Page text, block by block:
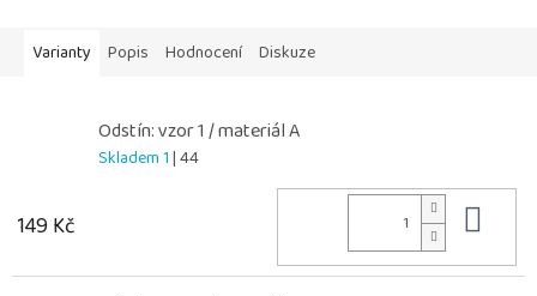
Varianty Popis Hodnocení Diskuze
Odstín: vzor 1 / materiál A
Skladem 1| 44
149 Kč